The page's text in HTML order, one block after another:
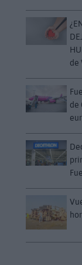
de
de